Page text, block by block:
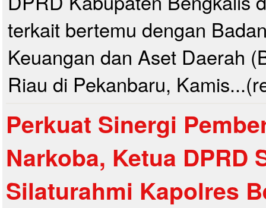
terkait bertemu dengan
Keuangan dan Aset Daerah
Riau di Pekanbaru,
Perkuat Sinergi
Narkoba, Ketua DPRD
Silaturahmi Kapolres